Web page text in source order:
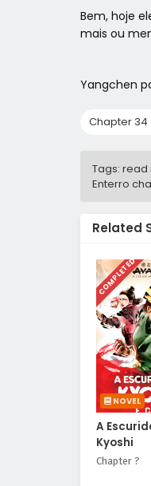
Bem, hoje
mais ou
Yangchen
Tags: read
Enterro
Related
COMPLETED
NOVEL
A
Kyoshi
Chapter ?